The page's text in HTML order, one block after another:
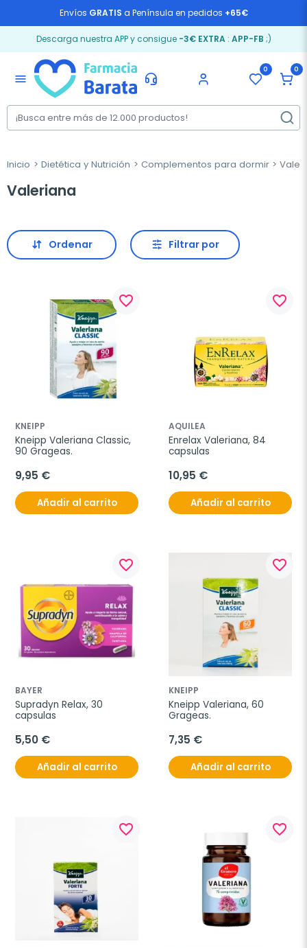
Envíos GRATIS a Península en pedidos +65€
Descarga nuestra APP y consigue -3€ EXTRA: APP-FB ;)
menu
0 0
Inicio Dietética y Nutrición Complementos para dormir
Valeriana
Ordenar Filtrar por
favorite_border
KNEIPP
Kneipp Valeriana Classic,
90 Grageas.
9,95 €
Añadir al carrito
favorite_border
AQUILEA
Enrelax Valeriana, 84
capsulas
10,95 €
Añadir al carrito
favorite_border
BAYER
Supradyn Relax, 30
capsulas
5,50 €
Añadir al carrito
favorite_border
KNEIPP
Kneipp Valeriana, 60
Grageas.
7,35 €
Añadir al carrito
favorite_border favorite_border